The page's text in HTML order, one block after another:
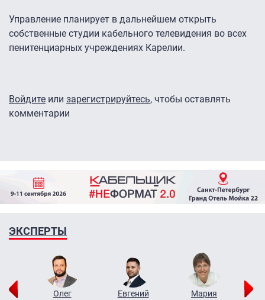
Управление планирует в дальнейшем открыть
собственные студии кабельного телевидения во всех
пенитенциарных учреждениях Карелии.
Войдите или зарегистрируйтесь, чтобы оставлять
комментарии
ЭКСПЕРТЫ
Олег
Евгений
Мария